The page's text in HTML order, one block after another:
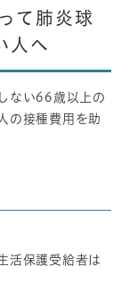
て肺炎球
人へ
ない66歳以上の
の接種費用を助
活保護受給者は